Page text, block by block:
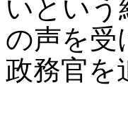
いという
の声を受
政務官を